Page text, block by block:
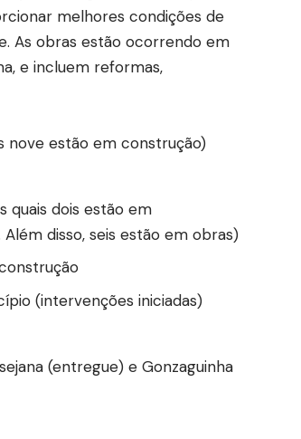
melhores condições de
As obras estão ocorrendo em
e incluem reformas,
nove estão em construção)
quais dois estão em
disso, seis estão em obras)
(intervenções iniciadas)
(entregue) e Gonzaguinha